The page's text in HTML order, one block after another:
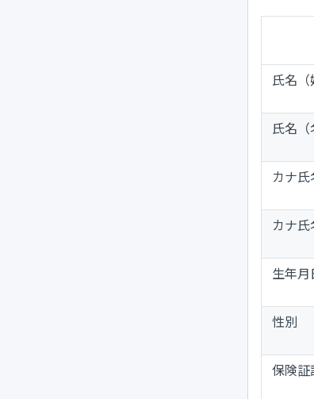
氏名（
氏名（
カナ氏
カナ氏
生年月
性別
保険証